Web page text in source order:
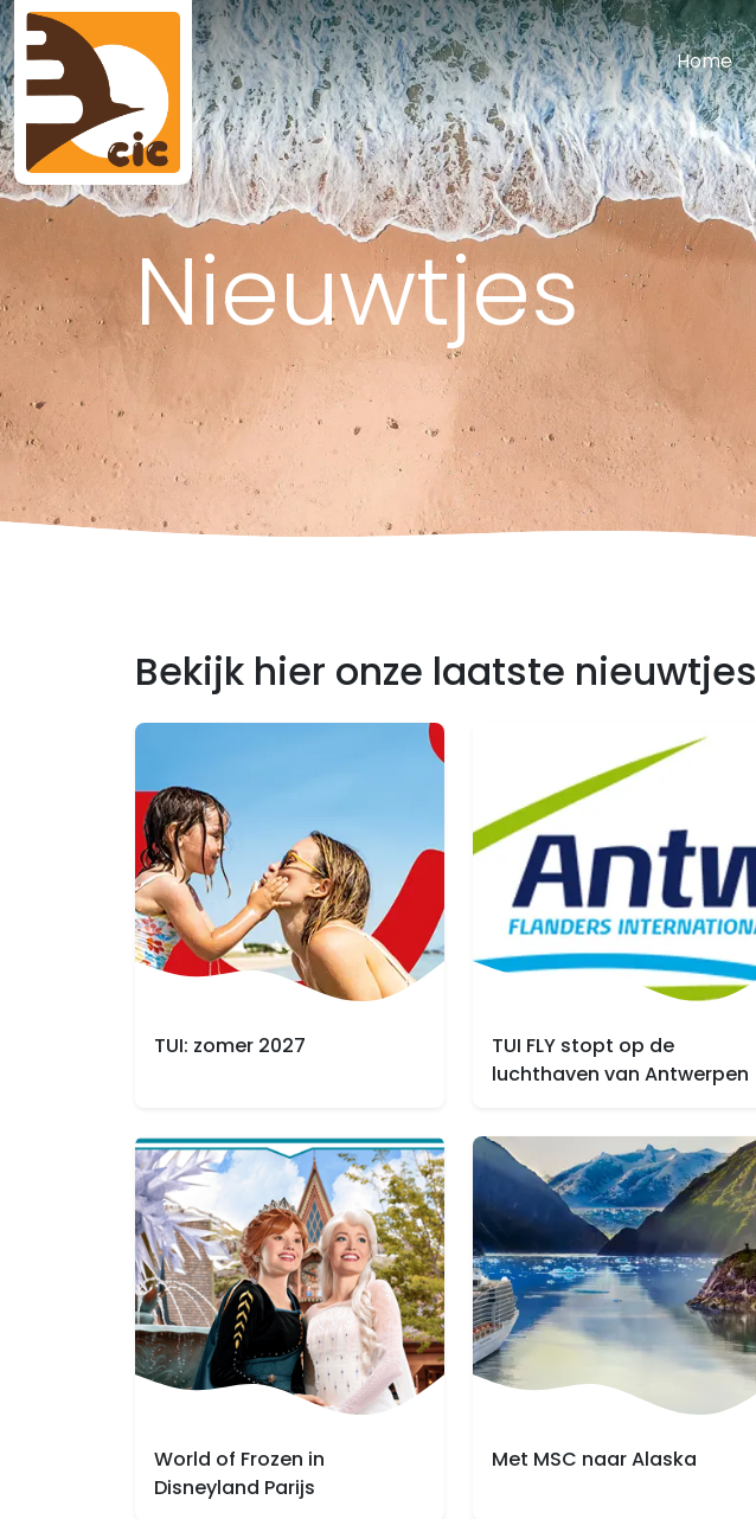
Home
Nieuwtjes
Bekijk hier onze laatste nieuwtjes
TUI: zomer 2027
TUI FLY stopt op de
luchthaven van Antwerpen
World of Frozen in
Disneyland Parijs
Met MSC naar Alaska